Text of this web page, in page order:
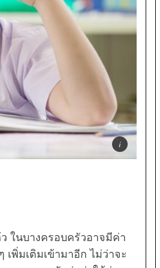
ในบางครอบครัวอาจมีค่า
พิ่มเติมเข้ามาอีก ไม่ว่าจะ